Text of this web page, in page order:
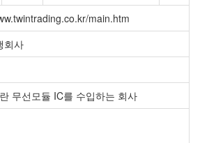
main.htm
회사
무선모듈 IC를 수입하는 회사